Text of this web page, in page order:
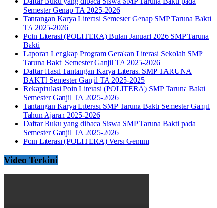
Semester Genap TA 2025-2026
Tantangan Karya Literasi Semester Genap SMP Taruna Bakti
TA 2025-2026
Poin Literasi (POLITERA) Bulan Januari 2026 SMP Taruna
Bakti
Laporan Lengkap Program Gerakan Literasi Sekolah SMP
Taruna Bakti Semester Ganjil TA 2025-2026
Daftar Hasil Tantangan Karya Literasi SMP TARUNA
BAKTI Semester Ganjil TA 2025-2025
Rekapitulasi Poin Literasi (POLITERA) SMP Taruna Bakti
Semester Ganjil TA 2025-2026
Tantangan Karya Literasi SMP Taruna Bakti Semester Ganjil
Tahun Ajaran 2025-2026
Daftar Buku yang dibaca Siswa SMP Taruna Bakti pada
Semester Ganjil TA 2025-2026
Poin Literasi (POLITERA) Versi Gemini
Video Terkini